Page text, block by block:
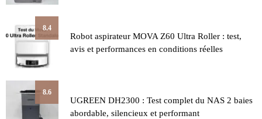
8.4
Robot aspirateur MOVA Z60 Ultra Roller : test,
avis et performances en conditions réelles
8.6
UGREEN DH2300 : Test complet du NAS 2 baies
abordable, silencieux et performant